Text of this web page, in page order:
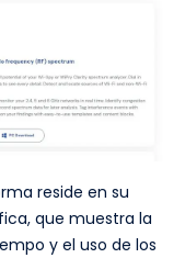
reside en su
que muestra la
y el uso de los